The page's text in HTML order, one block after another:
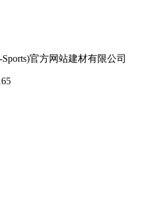
官方网站建材有限公司